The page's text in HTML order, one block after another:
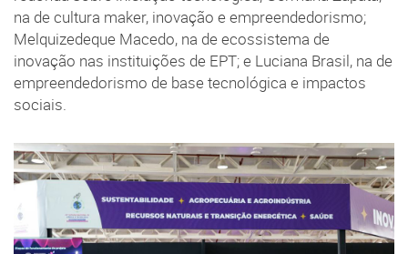
na de cultura maker, inovação e empreendedorismo;
Melquizedeque Macedo, na de ecossistema de
inovação nas instituições de EPT; e Luciana Brasil, na de
empreendedorismo de base tecnológica e impactos
sociais.